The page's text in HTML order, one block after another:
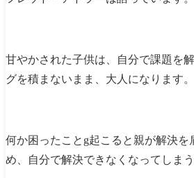
甘やかされた子供は、自分で課題を
グを積まないまま、大人になります。
何か困ったことg起こると親が解決を
め、自分で解決できなくなってしまう